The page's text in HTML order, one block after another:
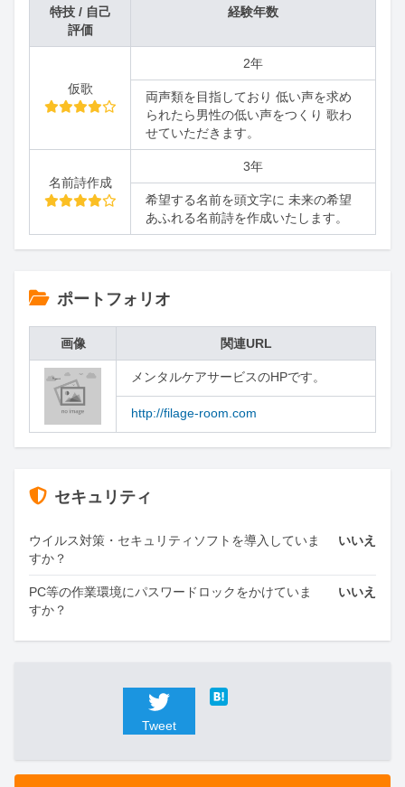
特技 / 自己
評価
経験年数
仮歌
2年
両声類を目指しており 低い声を求め
られたら男性の低い声をつくり 歌わ
せていただきます。
名前詩作成
3年
希望する名前を頭文字に 未来の希望
あふれる名前詩を作成いたします。
ポートフォリオ
画像 関連URL
メンタルケアサービスのHPです。
http://filage-room.com
セキュリティ
ウイルス対策・セキュリティソフトを導入していま
すか？
いいえ
PC等の作業環境にパスワードロックをかけていま
すか？
いいえ
Tweet